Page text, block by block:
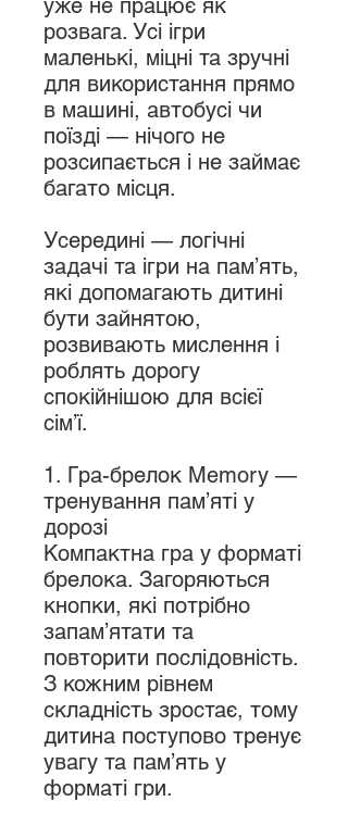
уже не працює як
розвага. Усі ігри
маленькі, міцні та зручні
для використання прямо
в машині, автобусі чи
поїзді — нічого не
розсипається і не займає
багато місця.
Усередині — логічні
задачі та ігри на пам’ять,
які допомагають дитині
бути зайнятою,
розвивають мислення і
роблять дорогу
спокійнішою для всієї
сім’ї.
1. Гра-брелок Memory —
тренування пам’яті у
дорозі
Компактна гра у форматі
брелока. Загоряються
кнопки, які потрібно
запам’ятати та
повторити послідовність.
З кожним рівнем
складність зростає, тому
дитина поступово тренує
увагу та пам’ять у
форматі гри.